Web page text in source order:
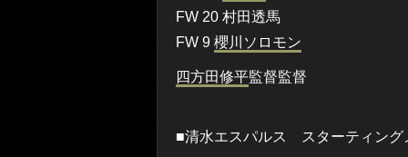
FW 20 村田透馬
FW 9 櫻川ソロモン
四方田修平監督監督
■清水エスパルス スターティング